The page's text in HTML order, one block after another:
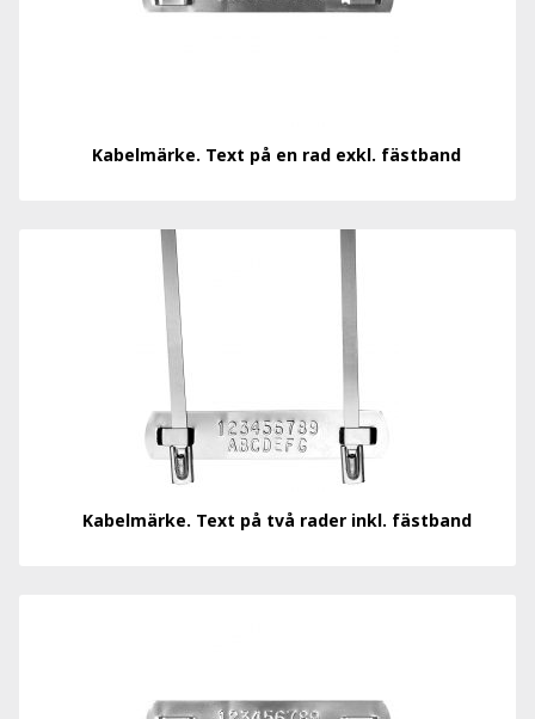
Kabelmärke. Text på en rad exkl. fästband
Kabelmärke. Text på två rader inkl. fästband